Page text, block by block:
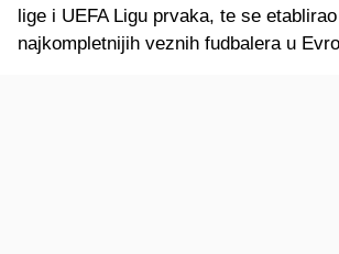
lige i UEFA Ligu prvaka, te se
najkompletnijih veznih fudbalera u